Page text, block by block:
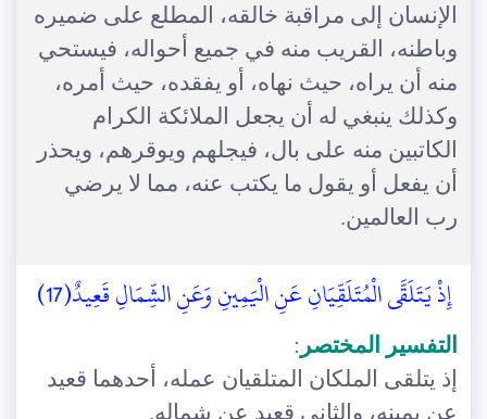
الإنسان إلى مراقبة خالقه، المطلع على ضميره
وباطنه، القريب منه في جميع أحواله، فيستحي
منه أن يراه، حيث نهاه، أو يفقده، حيث أمره،
وكذلك ينبغي له أن يجعل الملائكة الكرام
الكاتبين منه على بال، فيجلهم ويوقرهم، ويحذر
أن يفعل أو يقول ما يكتب عنه، مما لا يرضي
رب العالمين.
إِذْ يَتَلَقَّى الْمُتَلَقِّيَانِ عَنِ الْيَمِينِ وَعَنِ الشِّمَالِ قَعِيدٌ(17)
التفسير المختصر :
إذ يتلقى الملكان المتلقيان عمله، أحدهما قعيد
عن يمينه، والثاني قعيد عن شماله.